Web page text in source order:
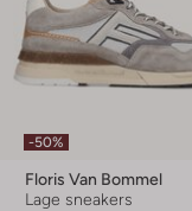
-50%
Floris Van Bommel
Lage sneakers